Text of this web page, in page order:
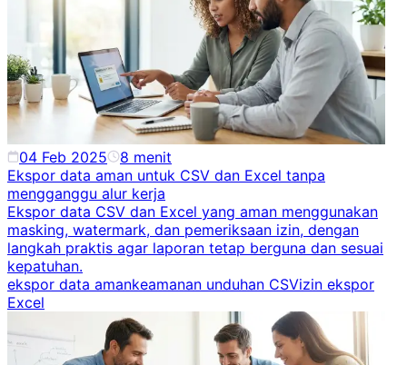
04 Feb 2025 8 menit
Ekspor data aman untuk CSV dan Excel tanpa
mengganggu alur kerja
Ekspor data CSV dan Excel yang aman menggunakan
masking, watermark, dan pemeriksaan izin, dengan
langkah praktis agar laporan tetap berguna dan sesuai
kepatuhan.
ekspor data amankeamanan unduhan CSVizin ekspor
Excel